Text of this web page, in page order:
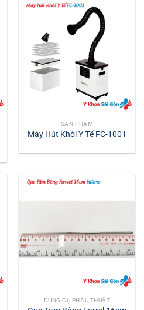
SẢN PHẨM
Máy Hút Khói Y Tế FC-1001
DỤNG CỤ PHẪU THUẬT